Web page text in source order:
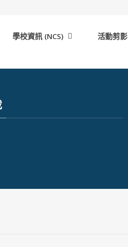
學校資訊 (NCS) 活動剪影